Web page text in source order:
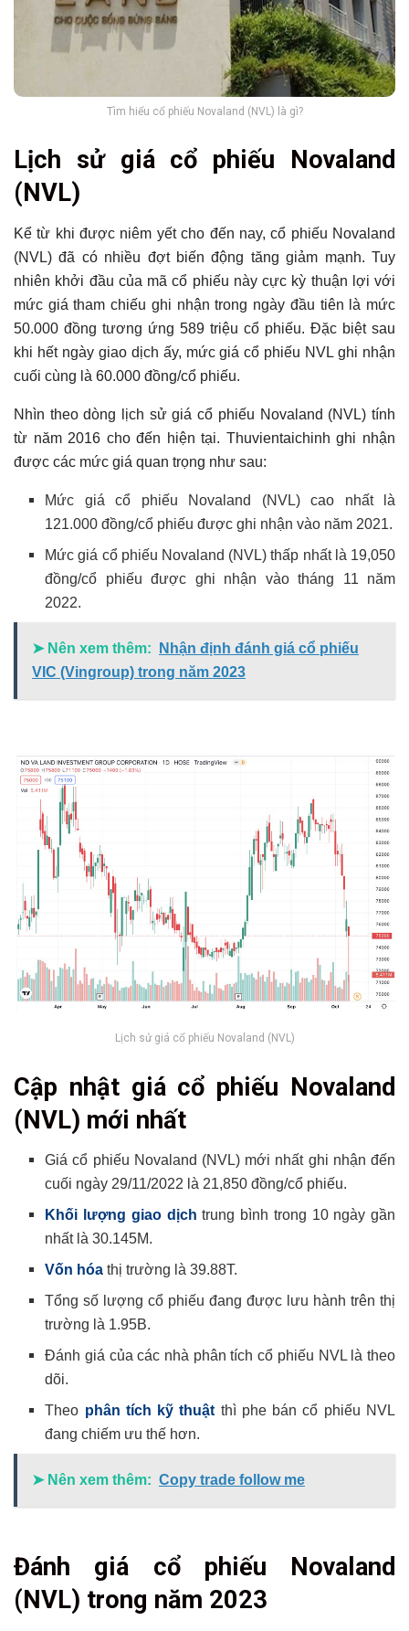
Tìm hiểu cổ phiếu Novaland (NVL) là gì?
Lịch sử giá cổ phiếu Novaland
(NVL)
Kể từ khi được niêm yết cho đến nay, cổ phiếu Novaland
(NVL) đã có nhiều đợt biến động tăng giảm mạnh. Tuy
nhiên khởi đầu của mã cổ phiếu này cực kỳ thuận lợi với
mức giá tham chiếu ghi nhận trong ngày đầu tiên là mức
50.000 đồng tương ứng 589 triệu cổ phiếu. Đặc biệt sau
khi hết ngày giao dịch ấy, mức giá cổ phiếu NVL ghi nhận
cuối cùng là 60.000 đồng/cổ phiếu.
Nhìn theo dòng lịch sử giá cổ phiếu Novaland (NVL) tính
từ năm 2016 cho đến hiện tại. Thuvientaichinh ghi nhận
được các mức giá quan trọng như sau:
Mức giá cổ phiếu Novaland (NVL) cao nhất là
121.000 đồng/cổ phiếu được ghi nhận vào năm 2021.
Mức giá cổ phiếu Novaland (NVL) thấp nhất là 19,050
đồng/cổ phiếu được ghi nhận vào tháng 11 năm
2022.
➤ Nên xem thêm:
Nhận định đánh giá cổ phiếu
VIC (Vingroup) trong năm 2023
Lịch sử giá cổ phiếu Novaland (NVL)
Cập nhật giá cổ phiếu Novaland
(NVL) mới nhất
Giá cổ phiếu Novaland (NVL) mới nhất ghi nhận đến
cuối ngày 29/11/2022 là 21,850 đồng/cổ phiếu.
Khối lượng giao dịch trung bình trong 10 ngày gần
nhất là 30.145M.
Vốn hóa thị trường là 39.88T.
Tổng số lượng cổ phiếu đang được lưu hành trên thị
trường là 1.95B.
Đánh giá của các nhà phân tích cổ phiếu NVL là theo
dõi.
Theo phân tích kỹ thuật thì phe bán cổ phiếu NVL
đang chiếm ưu thế hơn.
➤ Nên xem thêm: Copy trade follow me
Đánh giá cổ phiếu Novaland
(NVL) trong năm 2023